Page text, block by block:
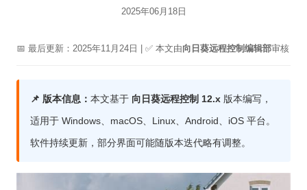
2025年06月18日
📅 最后更新：2025年11月24日 | ✅ 本文由向日葵远程控制编辑部审核
📌 版本信息： 本文基于 向日葵远程控制 12.x 版本编写，
适用于 Windows、macOS、Linux、Android、iOS 平台。
软件持续更新，部分界面可能随版本迭代略有调整。